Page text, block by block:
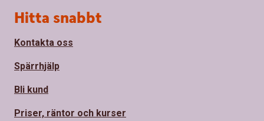
Sidfot
Hitta snabbt
Kontakta oss
Spärrhjälp
Bli kund
Priser, räntor och kurser